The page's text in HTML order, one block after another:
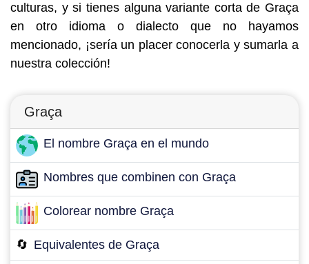
culturas, y si tienes alguna variante corta de Graça
en otro idioma o dialecto que no hayamos
mencionado, ¡sería un placer conocerla y sumarla a
nuestra colección!
Graça
El nombre Graça en el mundo
Nombres que combinen con Graça
Colorear nombre Graça
🔄 Equivalentes de Graça